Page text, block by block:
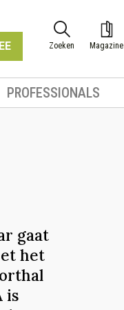
Zoeken Magazine
PROFESSIONALS
gaat
het
is